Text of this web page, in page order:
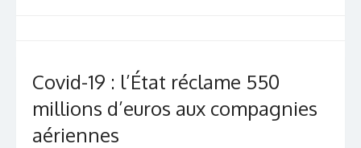
Covid-19 : l’État réclame 550
millions d’euros aux compagnies
aériennes